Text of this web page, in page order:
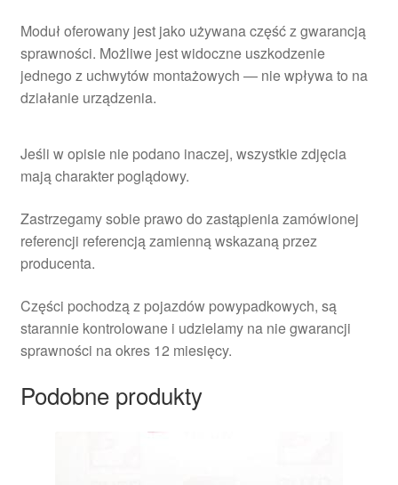
Moduł oferowany jest jako używana część z gwarancją
sprawności. Możliwe jest widoczne uszkodzenie
jednego z uchwytów montażowych — nie wpływa to na
działanie urządzenia.
Jeśli w opisie nie podano inaczej, wszystkie zdjęcia
mają charakter poglądowy.
Zastrzegamy sobie prawo do zastąpienia zamówionej
referencji referencją zamienną wskazaną przez
producenta.
Części pochodzą z pojazdów powypadkowych, są
starannie kontrolowane i udzielamy na nie gwarancji
sprawności na okres 12 miesięcy.
Podobne produkty